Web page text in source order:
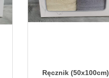
Ręcznik (50x100cm)